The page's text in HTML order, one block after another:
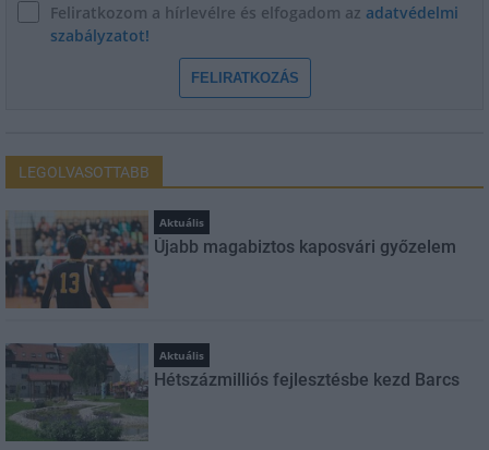
Feliratkozom a hírlevélre és elfogadom az adatvédelmi
szabályzatot!
FELIRATKOZÁS
LEGOLVASOTTABB
Aktuális
Újabb magabiztos kaposvári győzelem
Aktuális
Hétszázmilliós fejlesztésbe kezd Barcs